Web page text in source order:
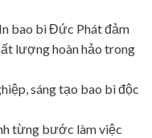
bao bì Đức Phát đảm
lượng hoàn hảo trong
sáng tạo bao bì độc
từng bước làm việc